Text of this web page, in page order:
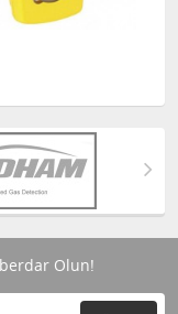
Olun!